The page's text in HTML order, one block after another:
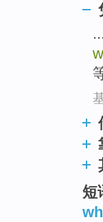
短